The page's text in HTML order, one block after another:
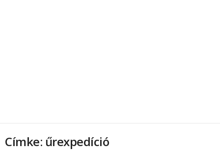
Címke: űrexpedíció